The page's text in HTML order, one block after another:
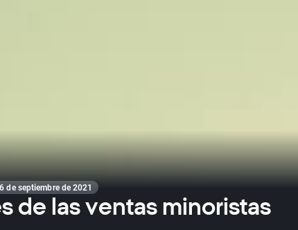
de septiembre de 2021
de las ventas minoristas